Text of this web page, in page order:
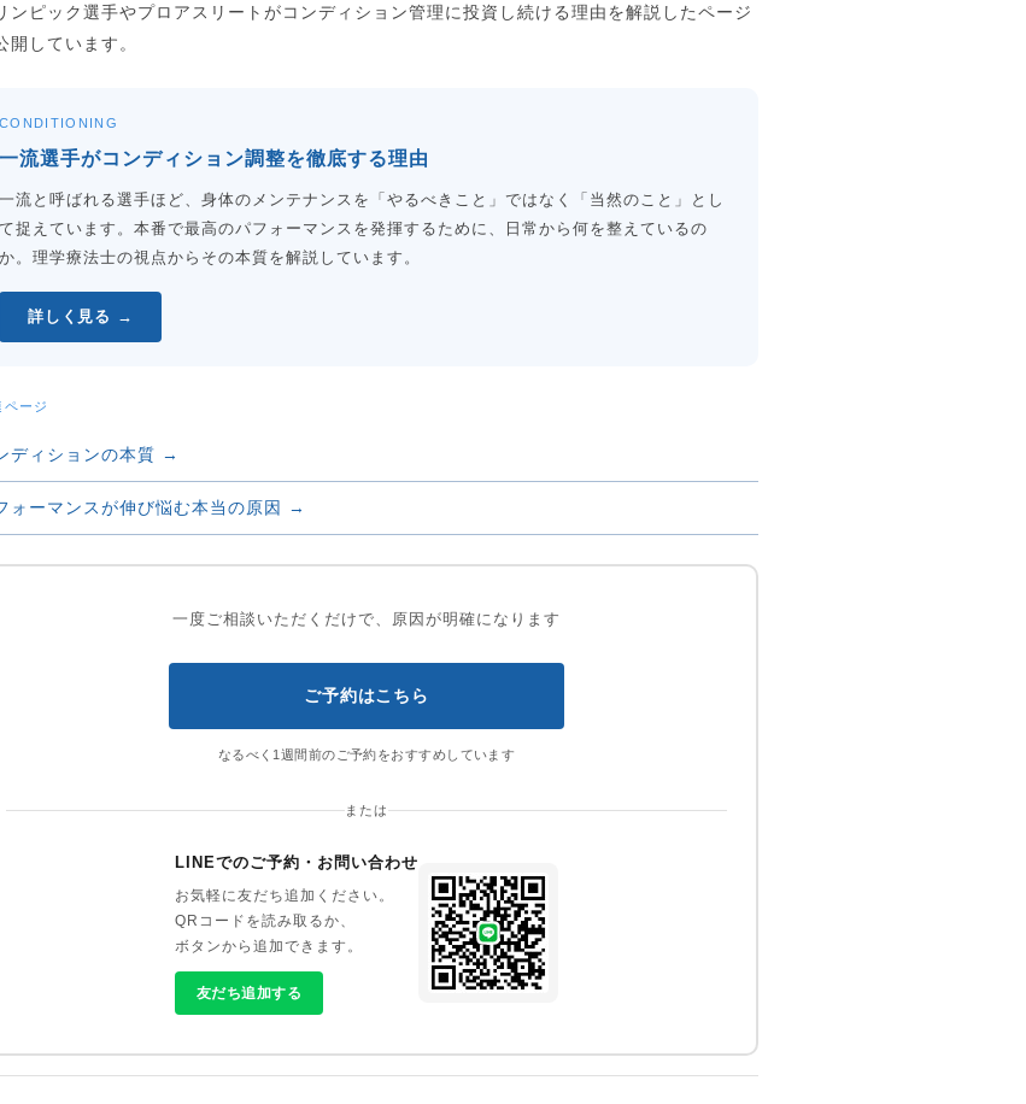
ンピック選手やプロアスリートがコンディション管理に投資し続ける理由を解説したページ
開しています。
CONDITIONING
一流選手がコンディション調整を徹底する理由
一流と呼ばれる選手ほど、身体のメンテナンスを「やるべきこと」ではなく「当然のこと」とし
て捉えています。本番で最高のパフォーマンスを発揮するために、日常から何を整えているの
か。理学療法士の視点からその本質を解説しています。
詳しく見る →
ページ
ディションの本質 →
ォーマンスが伸び悩む本当の原因 →
一度ご相談いただくだけで、原因が明確になります
ご予約はこちら
なるべく1週間前のご予約をおすすめしています
または
LINEでのご予約・お問い合わせ
お気軽に友だち追加ください。
QRコードを読み取るか、
ボタンから追加できます。
友だち追加する